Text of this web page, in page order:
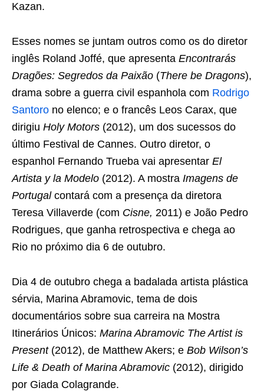
Kazan.
Esses nomes se juntam outros como os do diretor
inglês Roland Joffé, que apresenta Encontrarás
Dragões: Segredos da Paixão (There be Dragons),
drama sobre a guerra civil espanhola com Rodrigo
Santoro no elenco; e o francês Leos Carax, que
dirigiu Holy Motors (2012), um dos sucessos do
último Festival de Cannes. Outro diretor, o
espanhol Fernando Trueba vai apresentar El
Artista y la Modelo (2012). A mostra Imagens de
Portugalcontará com a presença da diretora
Teresa Villaverde (com Cisne, 2011) e João Pedro
Rodrigues, que ganha retrospectiva e chega ao
Rio no próximo dia 6 de outubro.
Dia 4 de outubro chega a badalada artista plástica
sérvia, Marina Abramovic, tema de dois
documentários sobre sua carreira na Mostra
Itinerários Únicos: Marina Abramovic The Artist is
Present (2012), de Matthew Akers; e Bob Wilson’s
Life & Death of Marina Abramovic (2012), dirigido
por Giada Colagrande.